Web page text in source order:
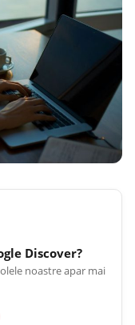
Discover?
noastre apar mai